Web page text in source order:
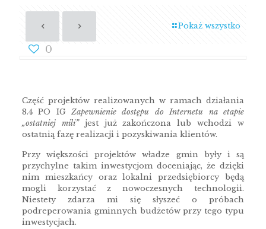
Pokaż wszystko
0
Część projektów realizowanych w ramach działania
8.4 PO IGZapewnienie dostępu do Internetu na etapie
„ostatniej mili”jest już zakończona lub wchodzi w
ostatnią fazę realizacji i pozyskiwania klientów.
Przy większości projektów władze gmin były i są
przychylne takim inwestycjom doceniając, że dzięki
nim mieszkańcy oraz lokalni przedsiębiorcy będą
mogli korzystać z nowoczesnych technologii.
Niestety zdarza mi się słyszeć o próbach
podreperowania gminnych budżetów przy tego typu
inwestycjach.